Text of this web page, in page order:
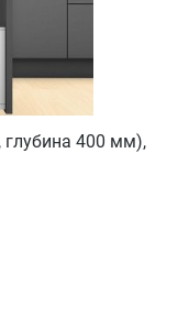
глубина 400 мм),